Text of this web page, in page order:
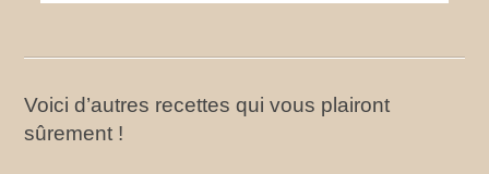
Voici d’autres recettes qui vous plairont
sûrement !